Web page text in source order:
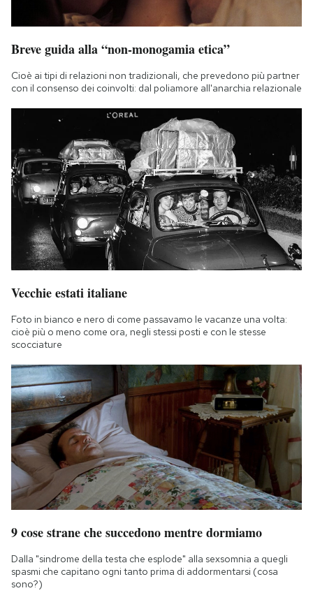
Breve guida alla “non-monogamia etica”
Cioè ai tipi di relazioni non tradizionali, che prevedono più partner
con il consenso dei coinvolti: dal poliamore all'anarchia relazionale
Vecchie estati italiane
Foto in bianco e nero di come passavamo le vacanze una volta:
cioè più o meno come ora, negli stessi posti e con le stesse
scocciature
9 cose strane che succedono mentre dormiamo
Dalla "sindrome della testa che esplode" alla sexsomnia a quegli
spasmi che capitano ogni tanto prima di addormentarsi (cosa
sono?)